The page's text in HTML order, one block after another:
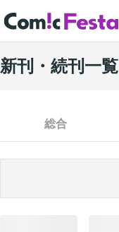
新刊・続刊一覧
総合